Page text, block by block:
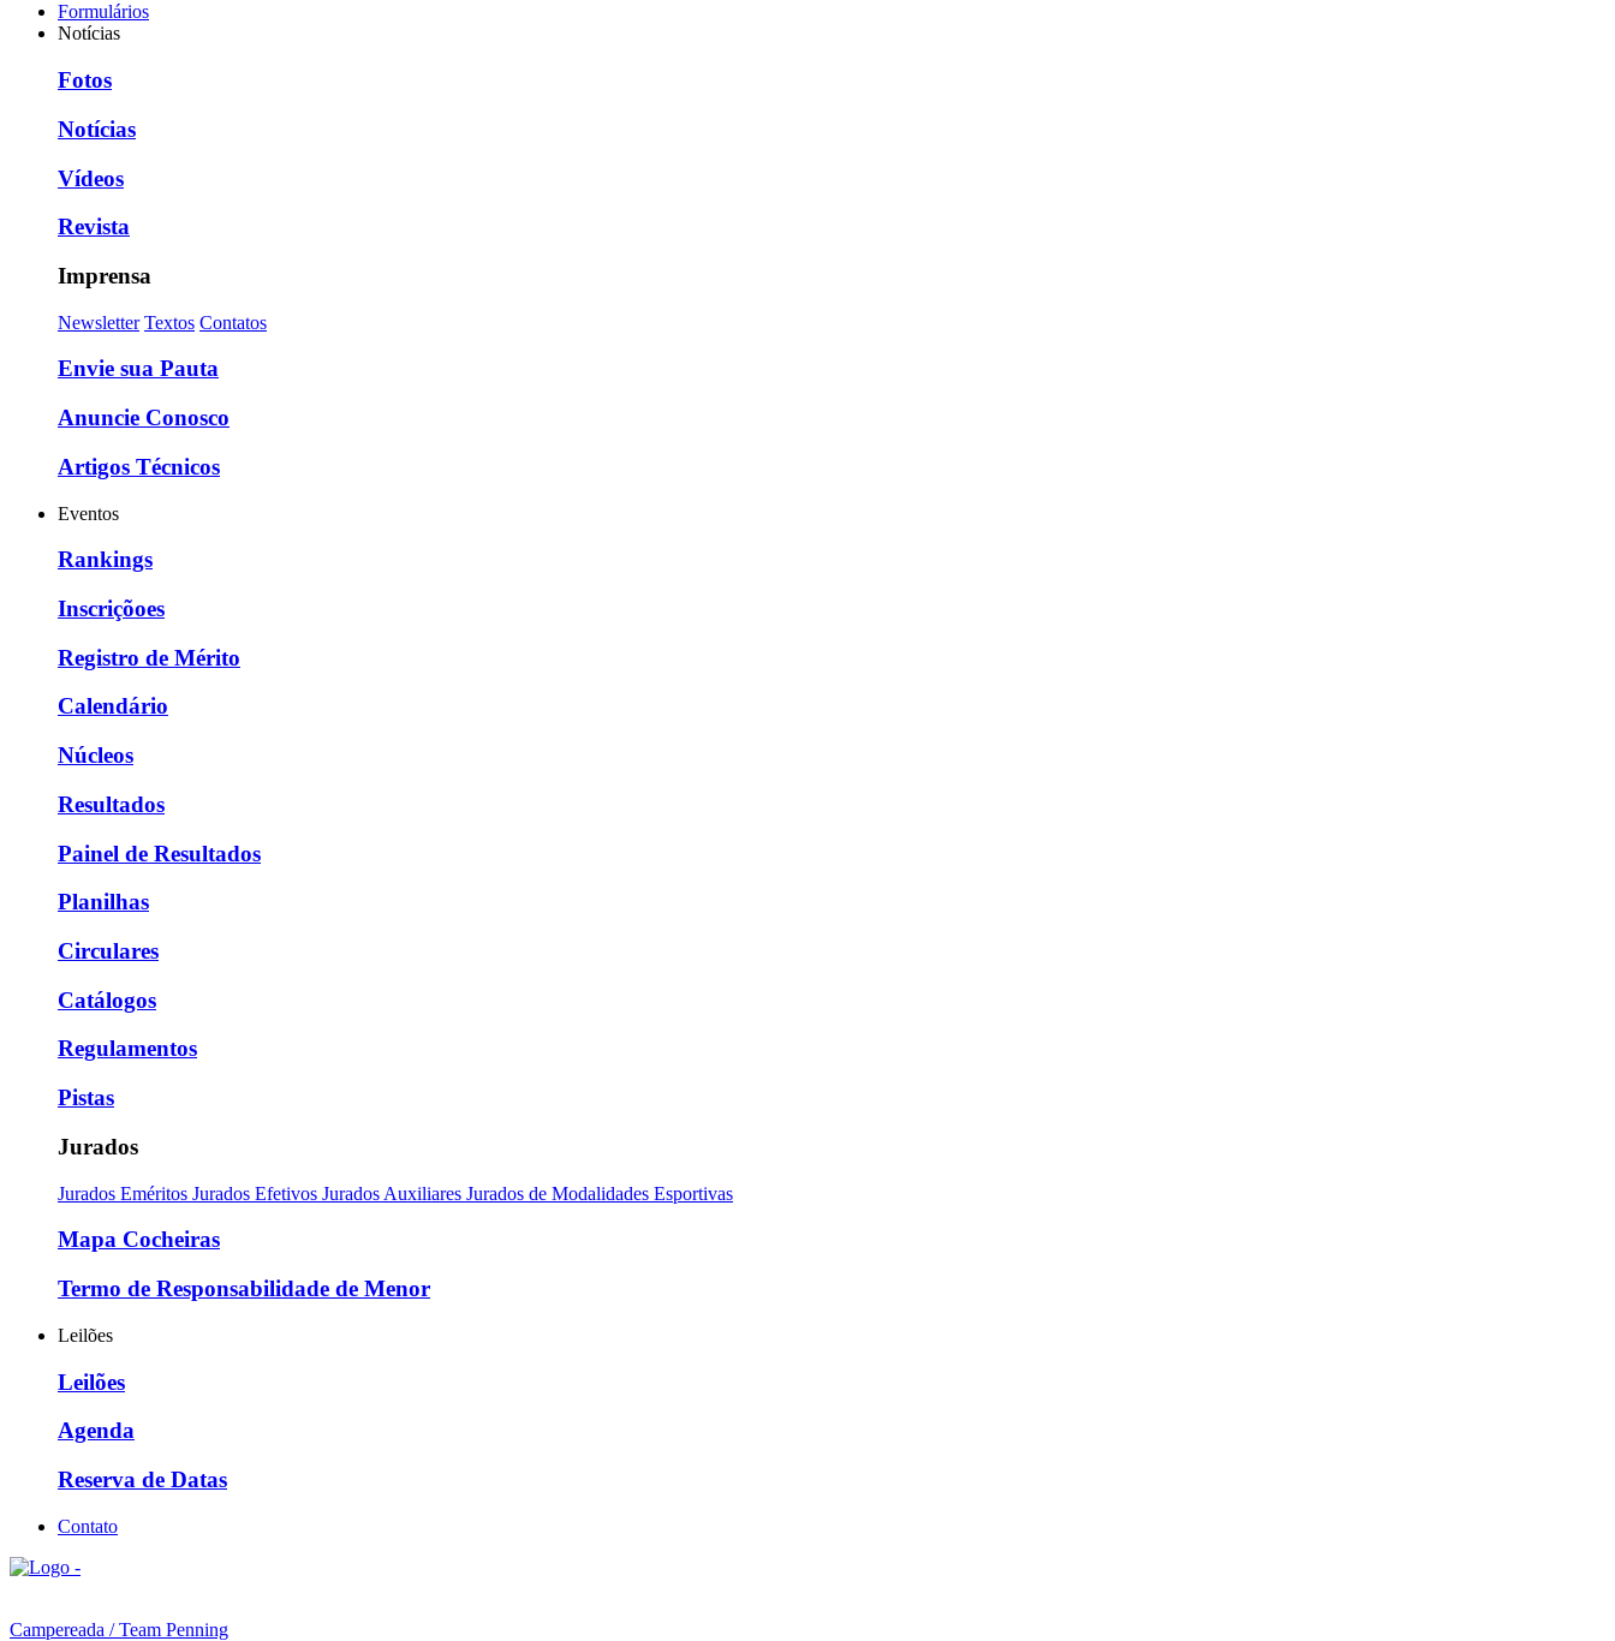
Formulários
Notícias
Fotos
Notícias
Vídeos
Revista
Imprensa
Newsletter Textos Contatos
Envie sua Pauta
Anuncie Conosco
Artigos Técnicos
Eventos
Rankings
Inscriçõoes
Registro de Mérito
Calendário
Núcleos
Resultados
Painel de Resultados
Planilhas
Circulares
Catálogos
Regulamentos
Pistas
Jurados
Jurados Eméritos Jurados Efetivos Jurados Auxiliares Jurados de Modalidades Esportivas
Mapa Cocheiras
Termo de Responsabilidade de Menor
Leilões
Leilões
Agenda
Reserva de Datas
Contato
Campereada / Team Penning